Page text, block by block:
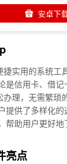
安卓下
实用的系统工
是信用卡、借
理，无需繁琐
提供了多样化
帮助用户更好
亮点